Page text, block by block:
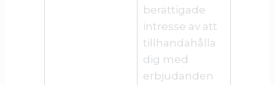
berättigade
intresse av att
tillhandahålla
dig med
erbjudanden